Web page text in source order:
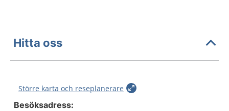
Hitta oss
Större karta och reseplanerare
Besöksadress: